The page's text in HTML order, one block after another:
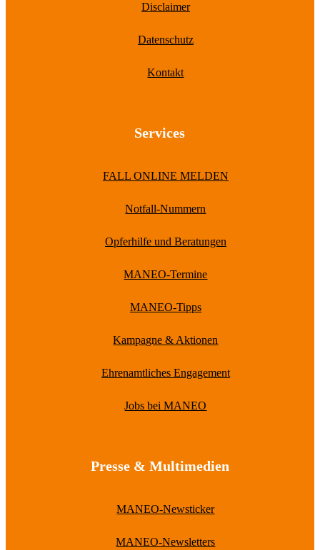
Disclaimer
Datenschutz
Kontakt
Services
FALL ONLINE MELDEN
Notfall-Nummern
Opferhilfe und Beratungen
MANEO-Termine
MANEO-Tipps
Kampagne & Aktionen
Ehrenamtliches Engagement
Jobs bei MANEO
Presse & Multimedien
MANEO-Newsticker
MANEO-Newsletters